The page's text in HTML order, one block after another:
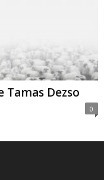
Tamas Dezso
0